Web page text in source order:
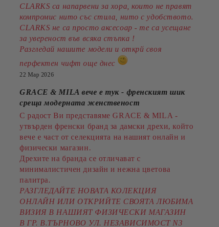
CLARKS са напарвени за хора, които не правят
компромис нито със стила, нито с удобството.
CLARKS не са просто аксесоар - те са усещане
за увереност във всяка стъпка !
Разгледай нашите модели и открй своя
перфектен чифт още днес
22 Мар 2026
GRACE & MILA вече е тук - френският шик
среща модерната женственост
С радост Ви представяме GRACE & MILA -
утвърден френски бранд за дамски дрехи, който
вече е част от селекцията на нашият онлайн и
физически магазин.
Дрехите на бранда се отличават с
минималистичен дизайн и нежна цветова
палитра.
РАЗГЛЕДАЙТЕ НОВАТА КОЛЕКЦИЯ
ОНЛАЙН ИЛИ ОТКРИЙТЕ СВОЯТА ЛЮБИМА
ВИЗИЯ В НАШИЯТ ФИЗИЧЕСКИ МАГАЗИН
В ГР. В.ТЪРНОВО УЛ. НЕЗАВИСИМОСТ N3